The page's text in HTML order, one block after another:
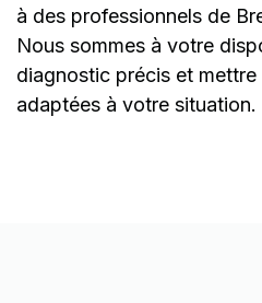
à des professionnels de
Nous sommes à votre
diagnostic précis et
adaptées à votre situation.